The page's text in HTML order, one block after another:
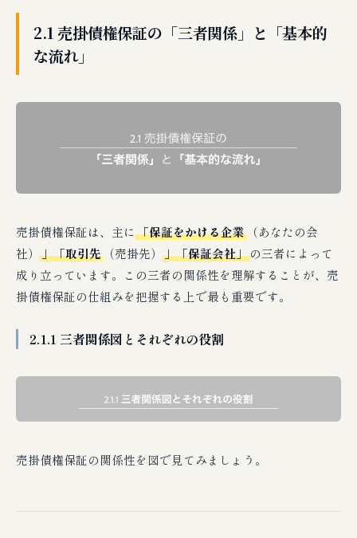
2.1 売掛債権保証の「三者関係」と「基本的
な流れ」
売掛債権保証は、主に 「保証をかける企業 （あなたの会
社） 」「取引先 （売掛先） 」「保証会社」の三者によって
成り立っています。この三者の関係性を理解することが、売
掛債権保証の仕組みを把握する上で最も重要です。
2.1.1 三者関係図とそれぞれの役割
売掛債権保証の関係性を図で見てみましょう。